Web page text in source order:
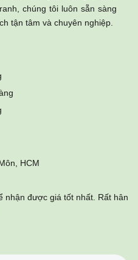
chúng tôi luôn sẵn sàng
tận tâm và chuyên nghiệp.
HCM
nhận được giá tốt nhất. Rất hân